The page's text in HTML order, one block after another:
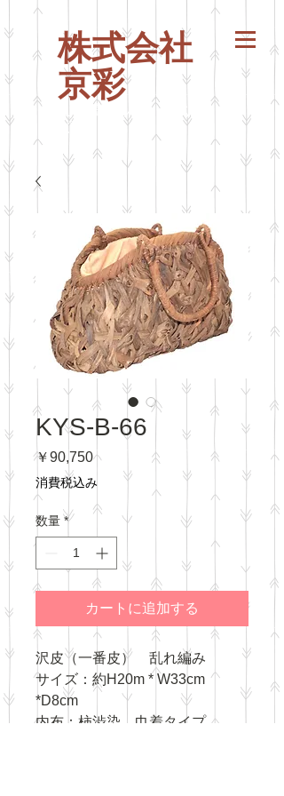
株式会社
京彩
山葡萄バッグ
どう
KYS-B-66
￥90,750価
格
消費税込み
数量 *
カートに追加する
沢皮（一番皮） 乱れ編み
サイズ：約H20m * W33cm
*D8cm
内布：柿渋染 巾着タイプ